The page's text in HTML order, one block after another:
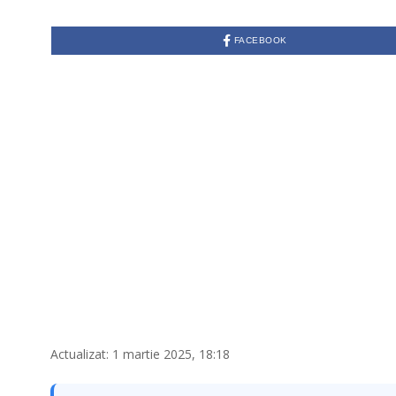
FACEBOOK
Actualizat: 1 martie 2025, 18:18